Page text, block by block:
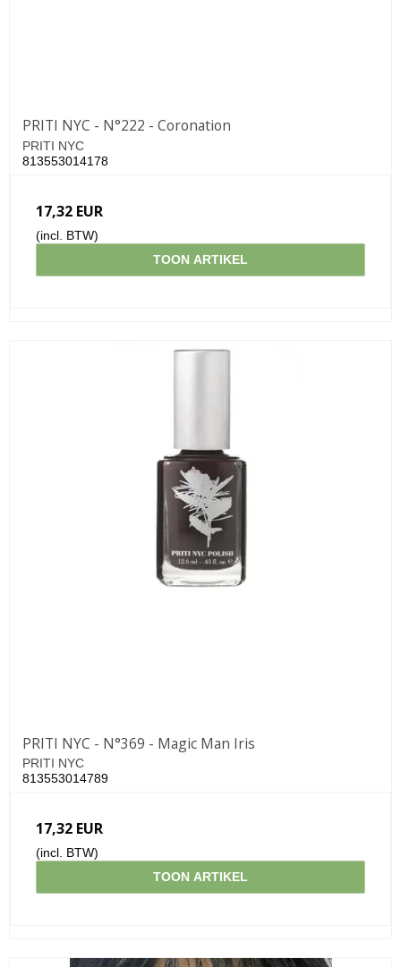
PRITI NYC - N°222 - Coronation
PRITI NYC
813553014178
17,32 EUR
(incl. BTW)
TOON ARTIKEL
PRITI NYC - N°369 - Magic Man Iris
PRITI NYC
813553014789
17,32 EUR
(incl. BTW)
TOON ARTIKEL